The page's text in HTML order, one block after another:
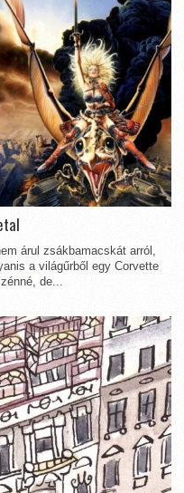
árul zsákbamacskát arról,
a világűrből egy Corvette
de...